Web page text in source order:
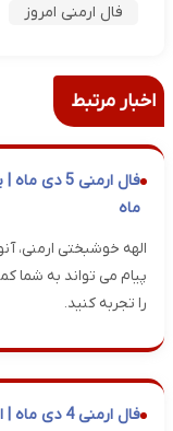
فال ارمنی امروز
اخبار مرتبط
ماه
پیام می تواند به شما
را تجربه کنید.
فال ارمنی